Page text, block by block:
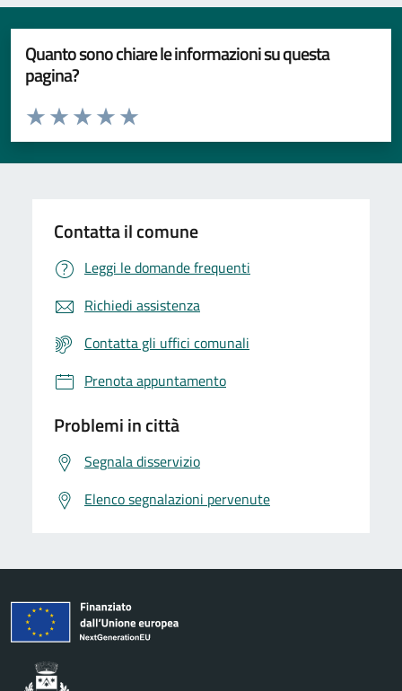
Quanto sono chiare le informazioni su questa
pagina?
Valuta da 1 a 5 stelle la pagina
Valuta 5 stelle su 5
Valuta 4 stelle su 5
Valuta 3 stelle su 5
Valuta 2 stelle su 5
Valuta 1 stelle su 5
Contatta il comune
Leggi le domande frequenti
Richiedi assistenza
Contatta gli uffici comunali
Prenota appuntamento
Problemi in città
Segnala disservizio
Elenco segnalazioni pervenute